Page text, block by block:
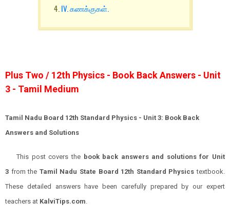
IV. கணக்குகள்.
Plus Two / 12th Physics - Book Back Answers - Unit
3 - Tamil Medium
Tamil Nadu Board 12th Standard Physics - Unit 3: Book Back
Answers and Solutions
This post covers the book back answers and solutions for Unit
3 from the Tamil Nadu State Board 12th Standard Physics textbook.
These detailed answers have been carefully prepared by our expert
teachers at KalviTips.com.